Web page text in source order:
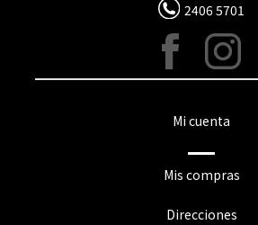
2406 5701
Mi cuenta
Mis compras
Direcciones